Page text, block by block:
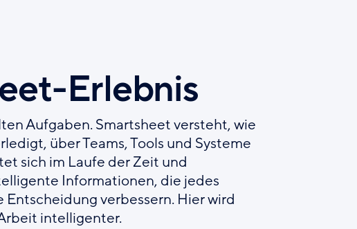
Erlebnis
Aufgaben. Smartsheet versteht, wie
über Teams, Tools und Systeme
sich im Laufe der Zeit und
Informationen, die jedes
verbessern. Hier wird
intelligenter.